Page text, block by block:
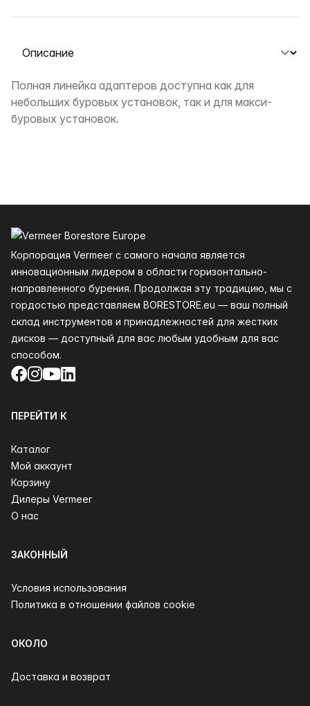
Выберите вкладку
Описание
Полная линейка адаптеров доступна как для
небольших буровых установок, так и для макси-
буровых установок.
Корпорация Vermeer с самого начала является
инновационным лидером в области горизонтально-
направленного бурения. Продолжая эту традицию, мы с
гордостью представляем BORESTORE.eu — ваш полный
склад инструментов и принадлежностей для жестких
дисков — доступный для вас любым удобным для вас
способом.
Facebook
Instagram
YouTube
LinkedIn
ПЕРЕЙТИ К
Каталог
Мой аккаунт
Корзину
Дилеры Vermeer
О нас
ЗАКОННЫЙ
Условия использования
Политика в отношении файлов cookie
ОКОЛО
Доставка и возврат